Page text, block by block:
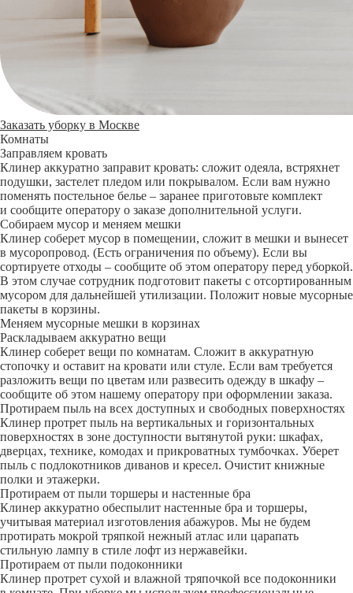
Заказать уборку в Москве
Комнаты
Заправляем кровать
Клинер аккуратно заправит кровать: сложит одеяла, встряхнет
подушки, застелет пледом или покрывалом. Если вам нужно
поменять постельное белье – заранее приготовьте комплект
и сообщите оператору о заказе дополнительной услуги.
Собираем мусор и меняем мешки
Клинер соберет мусор в помещении, сложит в мешки и вынесет
в мусоропровод. (Есть ограничения по объему). Если вы
сортируете отходы – сообщите об этом оператору перед уборкой.
В этом случае сотрудник подготовит пакеты с отсортированным
мусором для дальнейшей утилизации. Положит новые мусорные
пакеты в корзины.
Меняем мусорные мешки в корзинах
Раскладываем аккуратно вещи
Клинер соберет вещи по комнатам. Сложит в аккуратную
стопочку и оставит на кровати или стуле. Если вам требуется
разложить вещи по цветам или развесить одежду в шкафу –
сообщите об этом нашему оператору при оформлении заказа.
Протираем пыль на всех доступных и свободных поверхностях
Клинер протрет пыль на вертикальных и горизонтальных
поверхностях в зоне доступности вытянутой руки: шкафах,
дверцах, технике, комодах и прикроватных тумбочках. Уберет
пыль с подлокотников диванов и кресел. Очистит книжные
полки и этажерки.
Протираем от пыли торшеры и настенные бра
Клинер аккуратно обеспылит настенные бра и торшеры,
учитывая материал изготовления абажуров. Мы не будем
протирать мокрой тряпкой нежный атлас или царапать
стильную лампу в стиле лофт из нержавейки.
Протираем от пыли подоконники
Клинер протрет сухой и влажной тряпочкой все подоконники